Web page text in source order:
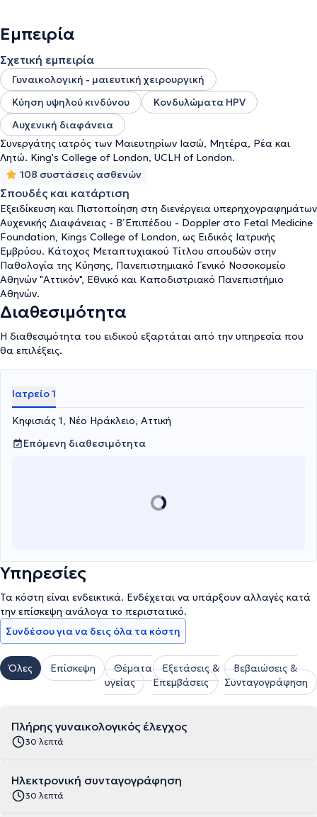
2ετούς φοίτησης στην "Παθολογία της Κύησης" του Εθνικού και
Γενικό Νοσοκομείο Αθηνών "Αττικόν". Στο γυναικολογικό του
ιατρείο, όλες οι γυναίκες μπορούν να πραγματοποιήσουν
γυναικολογικές εξετάσεις όπως: τεστ ΠΑΠ και thin prep υγρής
φάσης, διακολπικό υπέρηχο μήτρας - ωοθηκών, κολποσκόπηση
κλπ. Επίσης όλη η παρακολούθηση της κύησης λαμβάνει χώρα
στο ιατρείο, συμπεριλαμβανομένων και των τριών
υπερηχογραφημάτων (αυχενική διαφάνεια, β' επιπέδου, doppler -
βιοφυσικό προφίλ). Στη διάρκεια της καριέρας του παρακολουθεί
και συμμετέχει σε πολυάριθμα σεμινάρια και συνέδρια στην
Ελλάδα και στο εξωτερικό και είναι μέλος του Ιατρικού Συλλόγου
Αθηνών. Τέλος, το ιατρείο του είναι άρτια εξοπλισμένο με
μηχανήματα προηγμένης τεχνολογίας.
Εμπειρία
Σχετική εμπειρία
Γυναικολογική - μαιευτική χειρουργική
Κύηση υψηλού κινδύνου
Κονδυλώματα HPV
Αυχενική διαφάνεια
Συνεργάτης ιατρός των Μαιευτηρίων Ιασώ, Μητέρα, Ρέα και
Λητώ. King's College of London, UCLH of London.
108 συστάσεις ασθενών
Σπουδές και κατάρτιση
Εξειδίκευση και Πιστοποίηση στη διενέργεια υπερηχογραφημάτων
Αυχενικής Διαφάνειας - Β΄ Επιπέδου - Doppler στο Fetal Medicine
Foundation, Kings College of London, ως Ειδικός Ιατρικής
Εμβρύου. Κάτοχος Μεταπτυχιακού Τίτλου σπουδών στην
Παθολογία της Κύησης, Πανεπιστημιακό Γενικό Νοσοκομείο
Αθηνών "Αττικόν", Εθνικό και Καποδιστριακό Πανεπιστήμιο
Αθηνών.
Διαθεσιμότητα
Η διαθεσιμότητα του ειδικού εξαρτάται από την υπηρεσία που
θα επιλέξεις.
Ιατρείο 1
Κηφισιάς 1, Νέο Ηράκλειο, Αττική
Επόμενη διαθεσιμότητα
Υπηρεσίες
Τα κόστη είναι ενδεικτικά. Ενδέχεται να υπάρξουν αλλαγές κατά
την επίσκεψη ανάλογα το περιστατικό.
Συνδέσου για να δεις όλα τα κόστη
Όλες Επίσκεψη
Θέματα
υγείας
Εξετάσεις &
Επεμβάσεις
Βεβαιώσεις &
Συνταγογράφηση
Πλήρης γυναικολογικός έλεγχος
30 λεπτά
Ηλεκτρονική συνταγογράφηση
30 λεπτά